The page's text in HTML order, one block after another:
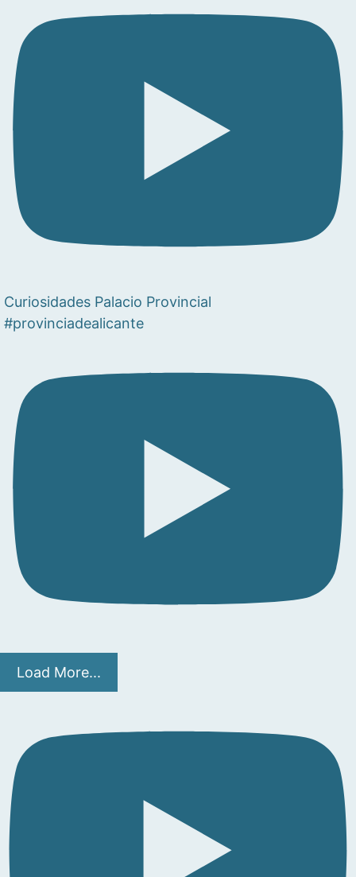
Curiosidades Palacio Provincial
#provinciadealicante
Load More...